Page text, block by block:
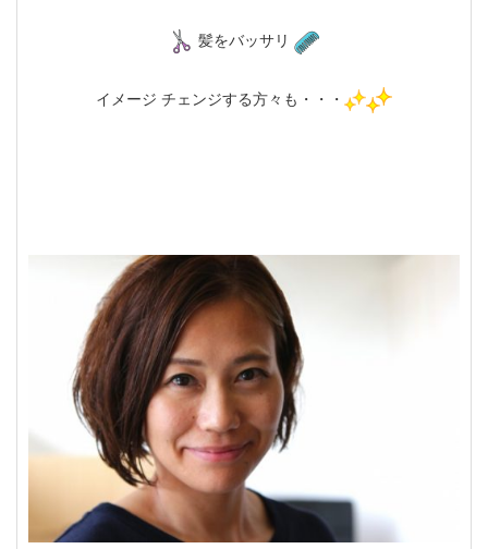
髪をバッサリ
イメージ チェンジする方々も・・・